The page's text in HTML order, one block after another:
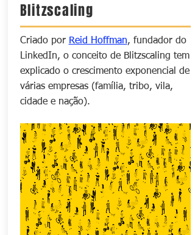
Blitzscaling
Criado por Reid Hoffman, fundador do
LinkedIn, o conceito de Blitzscaling tem
explicado o crescimento exponencial de
várias empresas (família, tribo, vila,
cidade e nação).